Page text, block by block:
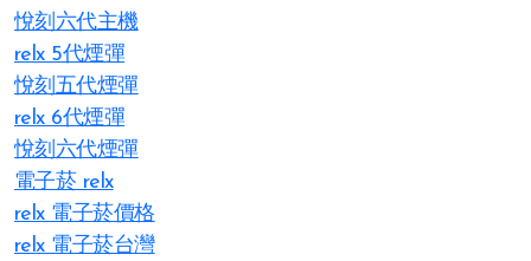
悅刻六代主機
relx 5代煙彈
悅刻五代煙彈
relx 6代煙彈
悅刻六代煙彈
電子菸 relx
relx 電子菸價格
relx 電子菸台灣